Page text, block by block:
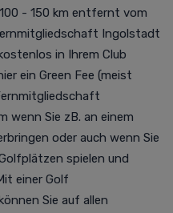
- 150 km entfernt vom
Ingolstadt
in Ihrem Club
ein Green Fee (meist
wenn Sie zB. an einem
oder auch wenn Sie
spielen und
einer Golf
Sie auf allen